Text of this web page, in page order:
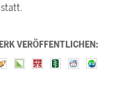
statt.
VERÖFFENTLICHEN: